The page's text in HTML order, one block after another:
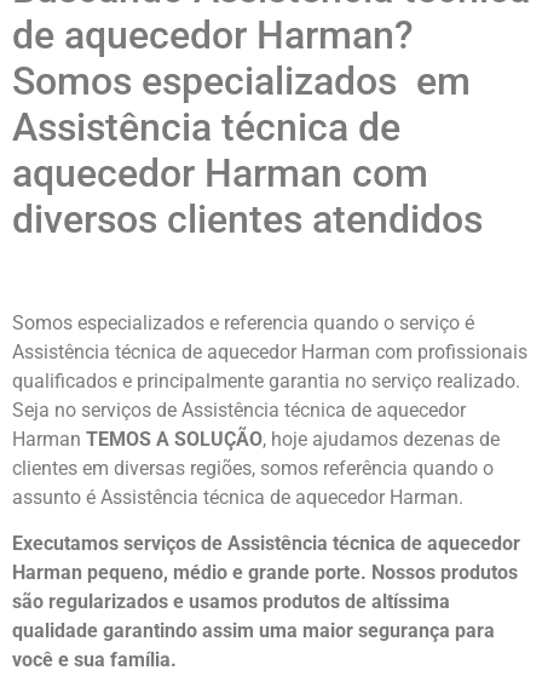
de aquecedor Harman?
Somos especializados em
Assistência técnica de
aquecedor Harman com
diversos clientes atendidos
Somos especializados e referencia quando o serviço é
Assistência técnica de aquecedor Harman com profissionais
qualificados e principalmente garantia no serviço realizado.
Seja no serviços de Assistência técnica de aquecedor
Harman TEMOS A SOLUÇÃO, hoje ajudamos dezenas de
clientes em diversas regiões, somos referência quando o
assunto é Assistência técnica de aquecedor Harman.
Executamos serviços de Assistência técnica de aquecedor
Harman pequeno, médio e grande porte. Nossos produtos
são regularizados e usamos produtos de altíssima
qualidade garantindo assim uma maior segurança para
você e sua família.